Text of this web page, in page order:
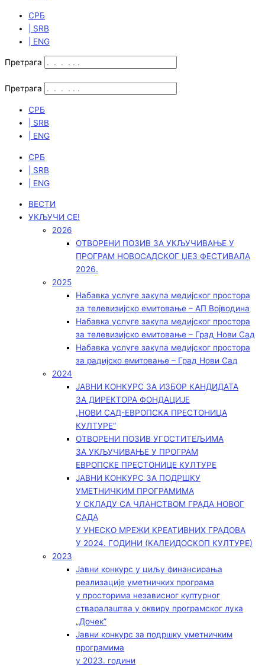
СРБ
| SRB
| ENG
Претрага
Претрага
СРБ
| SRB
| ENG
СРБ
| SRB
| ENG
ВЕСТИ
УКЉУЧИ СЕ!
2026
ОТВОРЕНИ ПОЗИВ ЗА УКЉУЧИВАЊЕ У
ПРОГРАМ НОВОСАДСКОГ ЏЕЗ ФЕСТИВАЛА
2026.
2025
Набавка услуге закупа медијског простора
за телевизијско емитовање – АП Војводинa
Набавка услуге закупа медијског простора
за телевизијско емитовање – Град Нови Сад
Набавка услуге закупа медијског простора
за радијско емитовање – Град Нови Сад
2024
ЈАВНИ КОНКУРС ЗА ИЗБОР КАНДИДАТА
ЗА ДИРЕКТОРА ФОНДАЦИЈЕ
„НОВИ САД-ЕВРОПСКА ПРЕСТОНИЦА
КУЛТУРЕ“
ОТВОРЕНИ ПОЗИВ УГОСТИТЕЉИМА
ЗА УКЉУЧИВАЊЕ У ПРОГРАМ
ЕВРОПСКЕ ПРЕСТОНИЦЕ КУЛТУРЕ
ЈАВНИ КОНКУРС ЗА ПОДРШКУ
УМЕТНИЧКИМ ПРОГРАМИМА
У СКЛАДУ СА ЧЛАНСТВОМ ГРАДА НОВОГ
САДА
У УНЕСКО МРЕЖИ КРЕАТИВНИХ ГРАДОВА
У 2024. ГОДИНИ (КАЛЕИДОСКОП КУЛТУРЕ)
2023
Јавни конкурс у циљу финансирања
реализације уметничких програма
у просторима независног културног
стваралаштва у оквиру програмског лука
„Дочек”
Јавни конкурс за подршку уметничким
програмима
у 2023. години